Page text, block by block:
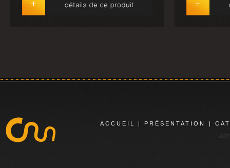
ACCUEIL |PRÉSENTATION |